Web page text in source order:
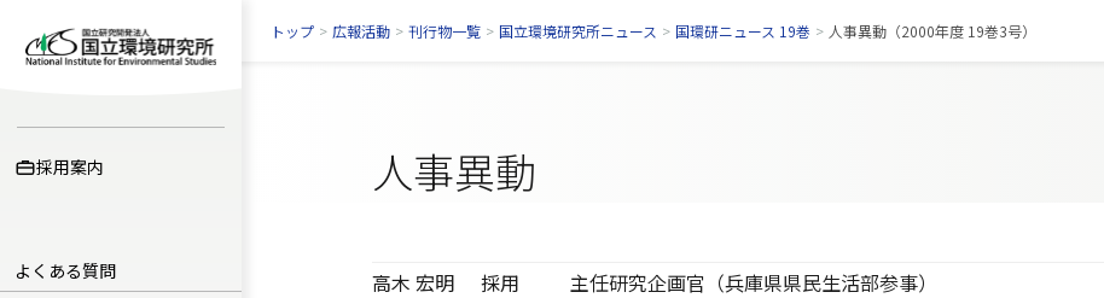
採用案内
よくある質問
トップ > 広報活動 > 刊行物一覧 > 国立環境研究所ニュース > 国環研ニュース 19巻 > 人事異動（2000年度 19巻3号）
人事異動
高木 宏明
採用
主任研究企画官（兵庫県県民生活部参事）